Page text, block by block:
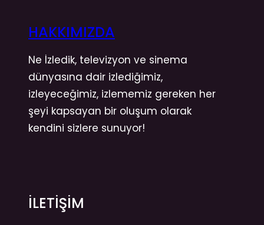
HAKKIMIZDA
Ne İzledik, televizyon ve sinema
dünyasına dair izlediğimiz,
izleyeceğimiz, izlememiz gereken her
şeyi kapsayan bir oluşum olarak
kendini sizlere sunuyor!
İLETİŞİM